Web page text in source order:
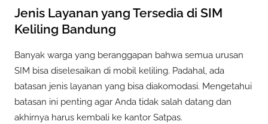
Jenis Layanan yang Tersedia di SIM
Keliling Bandung
Banyak warga yang beranggapan bahwa semua urusan
SIM bisa diselesaikan di mobil keliling. Padahal, ada
batasan jenis layanan yang bisa diakomodasi. Mengetahui
batasan ini penting agar Anda tidak salah datang dan
akhirnya harus kembali ke kantor Satpas.